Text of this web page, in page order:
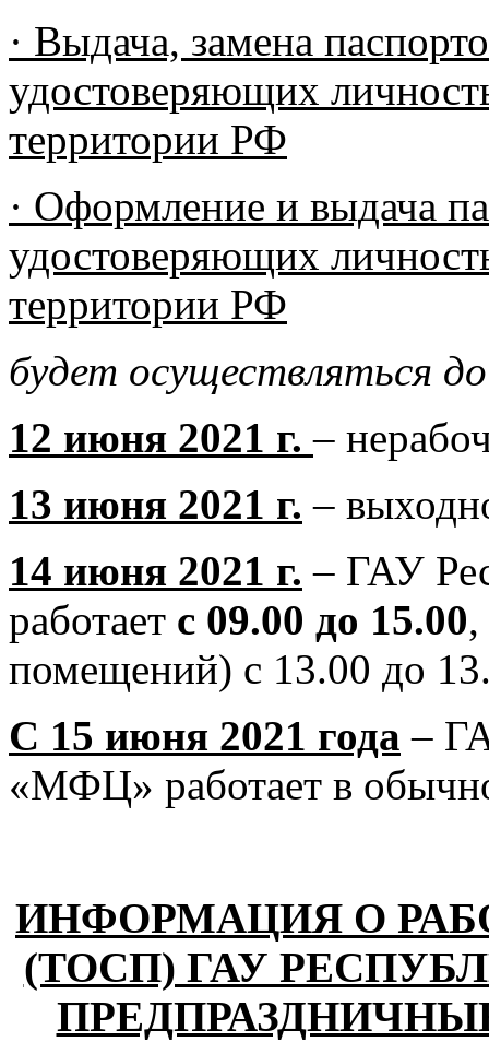
· Выдача, замена
удостоверяющих
территории РФ
· Оформление и выдача
удостоверяющих
территории РФ
будет осуществляться
12 июня 2021 г.–
13 июня 2021 г. –
14 июня 2021 г. – ГАУ
работает с 09.00 до 15.00
помещений) с 13.00 до
С 15 июня 2021 года –
«МФЦ» работает в
ИНФОРМАЦИЯ О
(ТОСП) ГАУ